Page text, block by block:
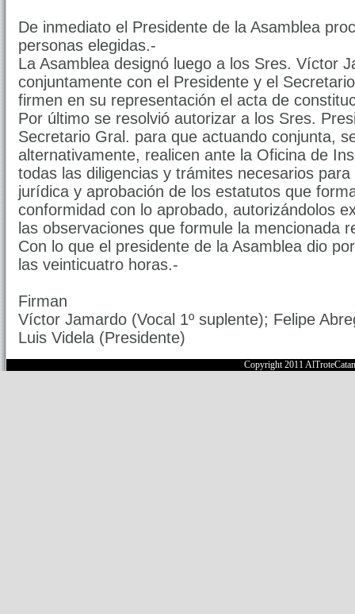
De inmediato el Presidente de la Asamblea
personas elegidas.-
La Asamblea designó luego a los Sres. Víctor
conjuntamente con el Presidente y el
firmen en su representación el acta de
Por último se resolvió autorizar a los Sres.
Secretario Gral. para que actuando conjunta,
alternativamente, realicen ante la Oficina de
todas las diligencias y trámites necesarios
jurídica y aprobación de los estatutos que
conformidad con lo aprobado, autorizándolos
las observaciones que formule la mencionada
Con lo que el presidente de la Asamblea dio
las veinticuatro horas.-
Firman
Víctor Jamardo (Vocal 1º suplente); Felipe
Luis Videla (Presidente)
Copyright 2011